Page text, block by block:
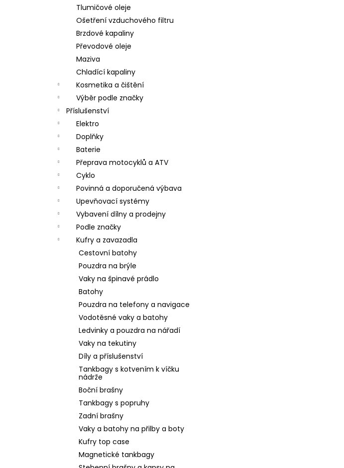
Tlumičové oleje
Ošetření vzduchového filtru
Brzdové kapaliny
Převodové oleje
Maziva
Chladící kapaliny
Kosmetika a čištění
Výběr podle značky
Příslušenství
Elektro
Doplňky
Baterie
Přeprava motocyklů a ATV
Cyklo
Povinná a doporučená výbava
Upevňovací systémy
Vybavení dílny a prodejny
Podle značky
Kufry a zavazadla
Cestovní batohy
Pouzdra na brýle
Vaky na špinavé prádlo
Batohy
Pouzdra na telefony a navigace
Vodotěsné vaky a batohy
Ledvinky a pouzdra na nářadí
Vaky na tekutiny
Díly a příslušenství
Tankbagy s kotvením k víčku
nádrže
Boční brašny
Tankbagy s popruhy
Zadní brašny
Vaky a batohy na přilby a boty
Kufry top case
Magnetické tankbagy